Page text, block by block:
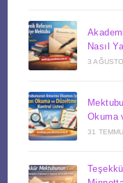
Nasıl
3
Okuma
31